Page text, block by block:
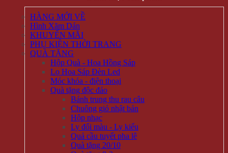
HÀNG MỚI VỀ
Hình Xăm Dán
KHUYẾN MÃI
PHỤ KIỆN THỜI TRANG
QUÀ TẶNG
Hộp Quà - Hoa Hồng Sáp
Lọ Hoa Sáp Đèn Led
Móc khóa - điện thoại
Quà tặng độc đáo
Bánh trung thu rau câu
Chuông gió nhật bản
Hộp nhạc
Ly đổi màu - Ly kiểu
Quả cầu tuyết pha lê
Quà tặng 20/10